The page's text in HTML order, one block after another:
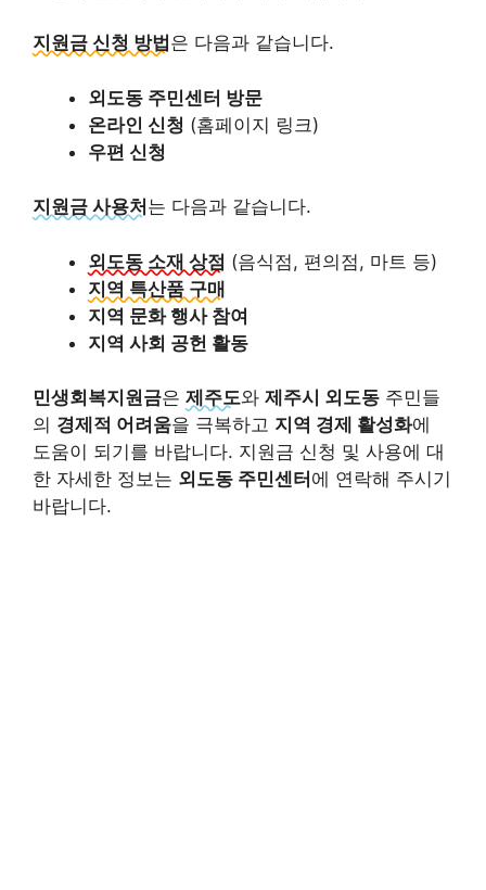
지원금 신청 방법 은 다음과 같습니다.
외도동 주민센터 방문
온라인 신청 (홈페이지 링크)
우편 신청
지원금 사용처 는 다음과 같습니다.
외도동 소재 상점 (음식점, 편의점, 마트 등)
지역 특산품 구매
지역 문화 행사 참여
지역 사회 공헌 활동
민생회복지원금은 제주도와 제주시 외도동 주민들
의 경제적 어려움을 극복하고 지역 경제 활성화에
도움이 되기를 바랍니다. 지원금 신청 및 사용에 대
한 자세한 정보는 외도동 주민센터 에 연락해 주시기
바랍니다.